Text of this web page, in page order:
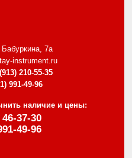
7а
instrument.ru
210-55-35
991-49-96
наличие и цены:
37-30
49-96